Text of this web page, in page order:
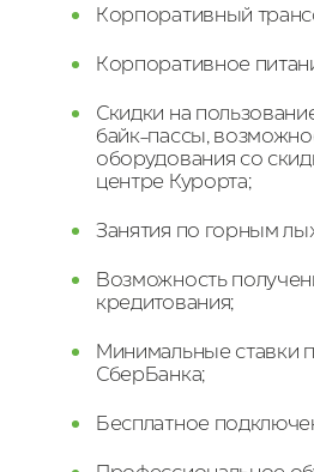
Корпоративный
Корпоративное
Скидки на
байк-пассы,
оборудования со
центре Курорта;
Занятия по горным
Возможность
кредитования;
Минимальные ставки
СберБанка;
Бесплатное